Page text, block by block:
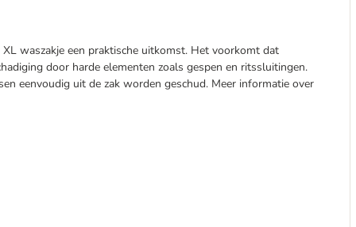
waszakje een praktische uitkomst. Het voorkomt dat
door harde elementen zoals gespen en ritssluitingen.
eenvoudig uit de zak worden geschud. Meer informatie over